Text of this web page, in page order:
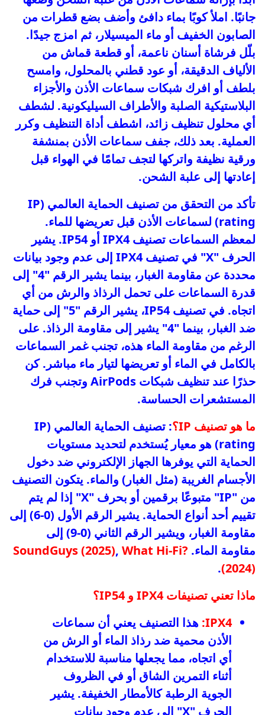
جانبًا. املأ كوبًا بماء دافئ وأضف بضع قطرات من
الصابون الخفيف أو ماء الميسيلار، ثم امزج جيدًا.
بلّل فرشاة أسنان ناعمة، أو قطعة قماش من
الألياف الدقيقة، أو عود قطني بالمحلول، وامسح
بلطف أو افرك شبكات سماعات الأذن والأجزاء
البلاستيكية الصلبة والأطراف السيليكونية. لشطف
أي محلول تنظيف زائد، اشطف أداة التنظيف وكرر
العملية. بعد ذلك، جفف سماعات الأذن بمنشفة
ورقية نظيفة واتركها لتجف تمامًا في الهواء قبل
إعادتها إلى علبة الشحن.
تأكد من التحقق من تصنيف الحماية العالمي (IP
rating) لسماعات الأذن قبل تعريضها للماء.
لمعظم السماعات تصنيف IPX4 أو IP54. يشير
الحرف "X" في تصنيف IPX4 إلى عدم وجود بيانات
محددة عن مقاومة الغبار، بينما يشير الرقم "4" إلى
قدرة السماعات على تحمل الرذاذ والرش من أي
اتجاه. في تصنيف IP54، يشير الرقم "5" إلى حماية
ضد الغبار، بينما "4" يشير إلى مقاومة الرذاذ. على
الرغم من مقاومة الماء هذه، تجنب غمر السماعات
بالكامل في الماء أو تعريضها لتيار ماء مباشر. كن
حذرًا عند تنظيف شبكات AirPods وتجنب فرك
المستشعرات الحساسة.
ما هو تصنيف IP؟
: تصنيف الحماية العالمي (IP
rating) هو معيار يُستخدم لتحديد مستويات
الحماية التي يوفرها الجهاز الإلكتروني ضد دخول
الأجسام الغريبة (مثل الغبار) والماء. يتكون التصنيف
من "IP" متبوعًا برقمين أو بحرف "X" إذا لم يتم
تقييم أحد أنواع الحماية. يشير الرقم الأول (0-6) إلى
مقاومة الغبار، ويشير الرقم الثاني (0-9) إلى
مقاومة الماء.
SoundGuys (2025), What Hi-Fi?
(2024)
.
ماذا تعني تصنيفات IPX4 و IP54؟
IPX4: هذا التصنيف يعني أن سماعات
الأذن محمية ضد رذاذ الماء أو الرش من
أي اتجاه، مما يجعلها مناسبة للاستخدام
أثناء التمرين الشاق أو في الظروف
الجوية الرطبة كالأمطار الخفيفة. يشير
الحرف "X" إلى عدم وجود بيانات